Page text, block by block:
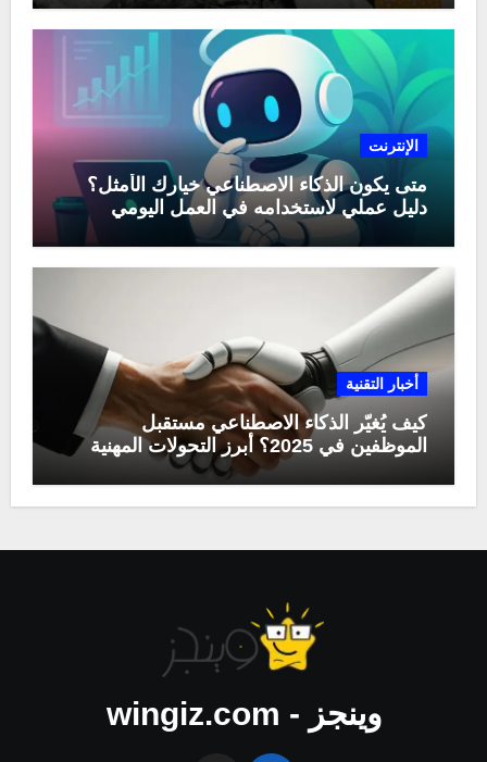
الإنترنت
متى يكون الذكاء الاصطناعي خيارك الأمثل؟
دليل عملي لاستخدامه في العمل اليومي
أخبار التقنية
كيف يُغيّر الذكاء الاصطناعي مستقبل
الموظفين في 2025؟ أبرز التحولات المهنية
وينجز - wingiz.com